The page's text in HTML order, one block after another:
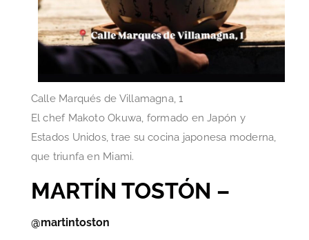
Calle Marqués de Villamagna, 1
El chef Makoto Okuwa, formado en Japón y
Estados Unidos, trae su cocina japonesa moderna,
que triunfa en Miami.
MARTÍN TOSTÓN –
@martintoston